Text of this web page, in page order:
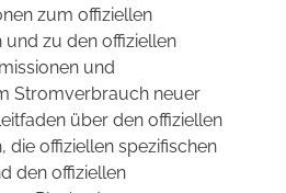
zum offiziellen
zu den offiziellen
und
Stromverbrauch neuer
über den offiziellen
die offiziellen spezifischen
den offiziellen